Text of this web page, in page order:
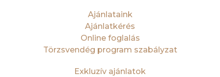
Ajánlataink
Ajánlatkérés
Online foglalás
Törzsvendég program szabályzat
Exkluzív ajánlatok